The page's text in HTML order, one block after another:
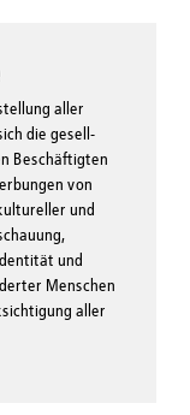
aller
die gesell­
Beschäftigten
von
und
und
Menschen
aller